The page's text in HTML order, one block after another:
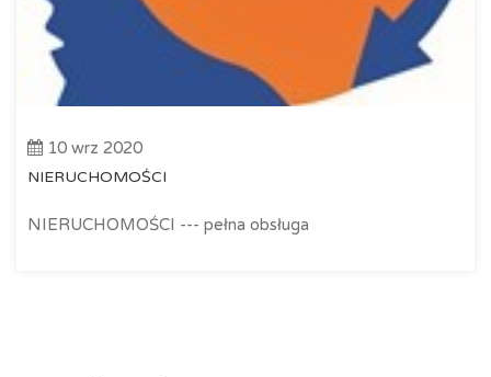
10 wrz 2020
NIERUCHOMOŚCI
NIERUCHOMOŚCI --- pełna obsługa